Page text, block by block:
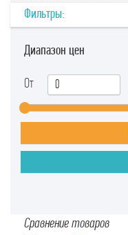
Фильтры:
Диапазон цен
От
Сравнение товаров